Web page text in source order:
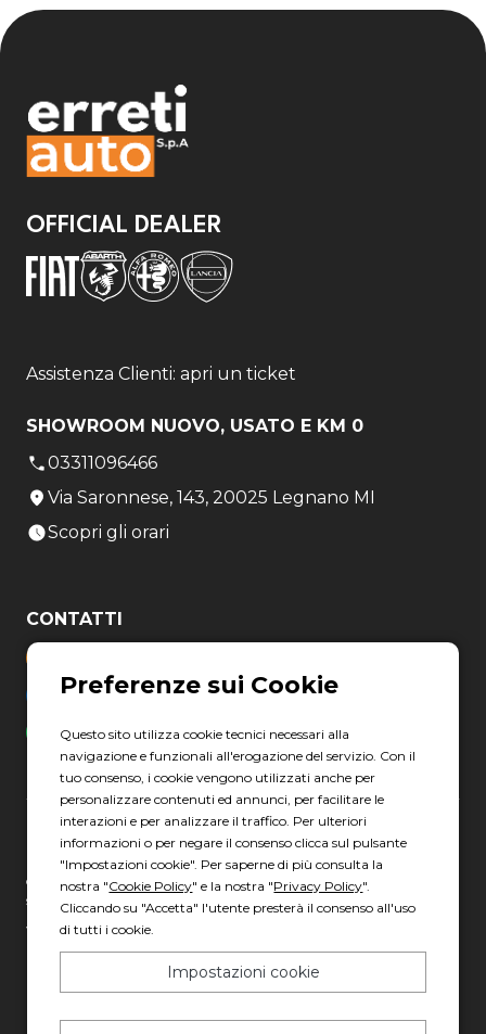
OFFICIAL DEALER
Assistenza Clienti: apri un ticket
SHOWROOM NUOVO, USATO E KM 0
03311096466
Via Saronnese, 143, 20025 Legnano MI
Scopri gli orari
CONTATTI
helpdesk@erreti-auto.com
+39 3759741045
Erreti Auto S.p.A. Società soggetta ad attività di direzione e
coordinamento ai sensi degli art. 2497 e 2497-bis c.c. da parte della
società Gruppo Italia Vendita Auto S.p.A. C.F. 13007321006
Via Giovanni Nicotera, 29 - 00195 Roma
PEC: erretiauto@legalmail.it
Questo sito utilizza cookie tecnici necessari alla
navigazione e funzionali all'erogazione del servizio. Con il
tuo consenso, i cookie vengono utilizzati anche per
personalizzare contenuti ed annunci, per facilitare le
interazioni e per analizzare il traffico. Per ulteriori
informazioni o per negare il consenso clicca sul pulsante
"Impostazioni cookie". Per saperne di più consulta la
nostra "Cookie Policy" e la nostra "Privacy Policy".
Cliccando su "Accetta" l'utente presterà il consenso all'uso
di tutti i cookie.
Impostazioni cookie